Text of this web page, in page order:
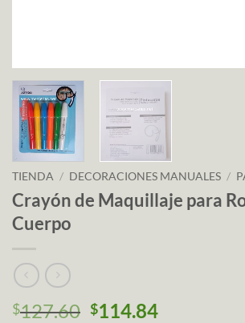
TIENDA / DECORACIONES MANUALES /
Crayón de Maquillaje para
Cuerpo
$127.60 $114.84